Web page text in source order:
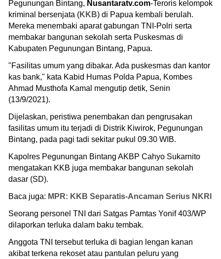
Pegunungan Bintang, Nusantaratv.com-Teroris kelompok
kriminal bersenjata (KKB) di Papua kembali berulah.
Mereka menembaki aparat gabungan TNI-Polri serta
membakar bangunan sekolah serta Puskesmas di
Kabupaten Pegunungan Bintang, Papua.
"Fasilitas umum yang dibakar. Ada puskesmas dan kantor
kas bank," kata Kabid Humas Polda Papua, Kombes
Ahmad Musthofa Kamal mengutip detik, Senin
(13/9/2021).
Dijelaskan, peristiwa penembakan dan pengrusakan
fasilitas umum itu terjadi di Distrik Kiwirok, Pegunungan
Bintang, pada pagi tadi sekitar pukul 09.30 WIB.
Kapolres Pegunungan Bintang AKBP Cahyo Sukarnito
mengatakan KKB juga membakar bangunan sekolah
dasar (SD).
Baca juga: MPR: KKB Separatis-Ancaman Serius NKRI
Seorang personel TNI dari Satgas Pamtas Yonif 403/WP
dilaporkan terluka dalam baku tembak.
Anggota TNI tersebut terluka di bagian lengan kanan
akibat terkena rekoset atau pantulan peluru yang